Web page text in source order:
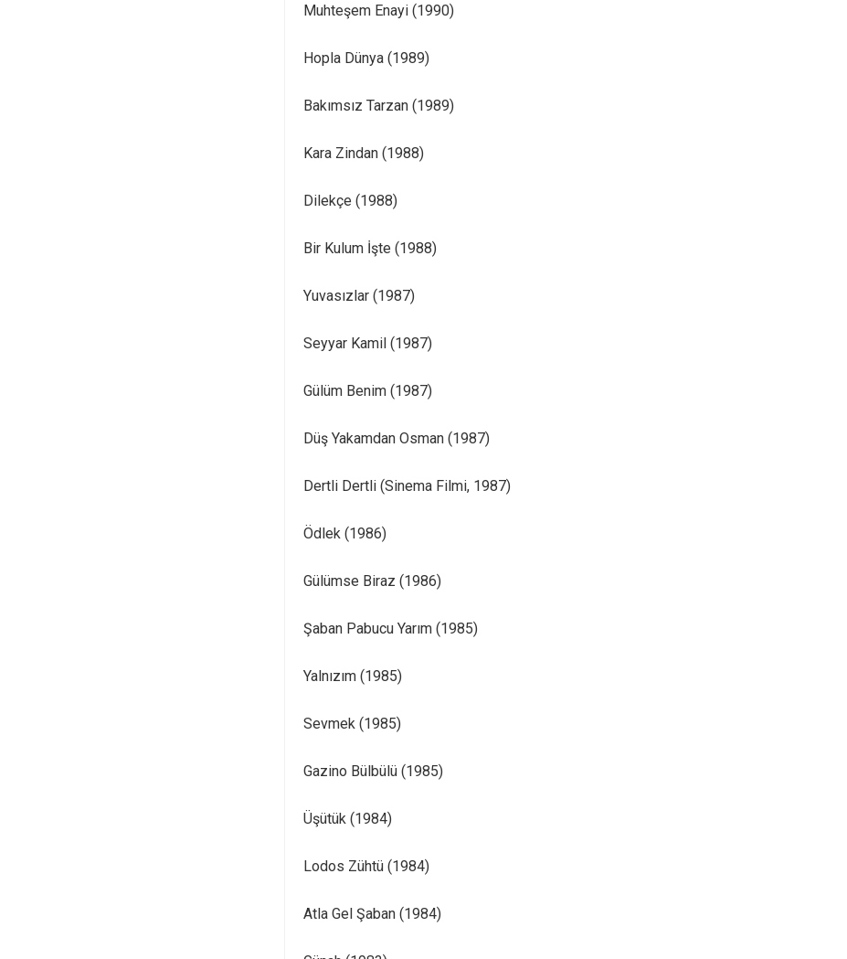
Muhteşem Enayi (1990)
Hopla Dünya (1989)
Bakımsız Tarzan (1989)
Kara Zindan (1988)
Dilekçe (1988)
Bir Kulum İşte (1988)
Yuvasızlar (1987)
Seyyar Kamil (1987)
Gülüm Benim (1987)
Düş Yakamdan Osman (1987)
Dertli Dertli (Sinema Filmi, 1987)
Ödlek (1986)
Gülümse Biraz (1986)
Şaban Pabucu Yarım (1985)
Yalnızım (1985)
Sevmek (1985)
Gazino Bülbülü (1985)
Üşütük (1984)
Lodos Zühtü (1984)
Atla Gel Şaban (1984)